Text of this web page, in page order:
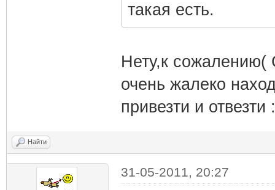
такая есть.
Нету,к сожалению(
очень жалеко
привезти и отвезти
Найти
31-05-2011, 20:27